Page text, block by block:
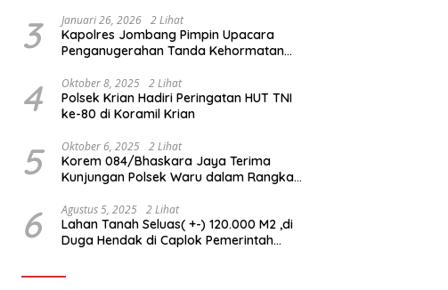
3 Januari 26, 2026 2 Lihat
Kapolres Jombang Pimpin Upacara
Penganugerahan Tanda Kehormatan
Polri
4 Oktober 8, 2025 2 Lihat
Polsek Krian Hadiri Peringatan HUT TNI
ke-80 di Koramil Krian
5 Oktober 6, 2025 2 Lihat
Korem 084/Bhaskara Jaya Terima
Kunjungan Polsek Waru dalam Rangka
6 Agustus 5, 2025 2 Lihat
Lahan Tanah Seluas( +-) 120.000 M2 ,di
Duga Hendak di Caplok Pemerintah